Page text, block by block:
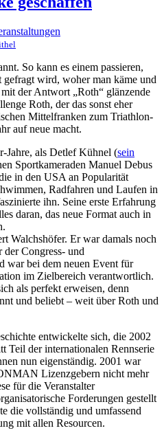
So kann es einem passieren,
wird, woher man käme und
der Antwort „Roth“ glänzende
Roth, der das sonst eher
Mittelfranken zum Triathlon-
auf neue macht.
Jahre, als Detlef Kühnel (sein
Sportkameraden Manuel Debus
in den USA an Popularität
Radfahren und Laufen in
ihn. Seine erste Erfahrung
daran, das neue Format auch in
Walchshöfer. Er war damals noch
der Congress- und
war bei dem neuen Event für
im Zielbereich verantwortlich.
als perfekt erweisen, denn
und beliebt – weit über Roth und
entwickelte sich, die 2002
Teil der internationalen Rennserie
nun eigenständig. 2001 war
Lizenzgebern nicht mehr
für die Veranstalter
Forderungen gestellt
die vollständig und umfassend
mit allen Resourcen.